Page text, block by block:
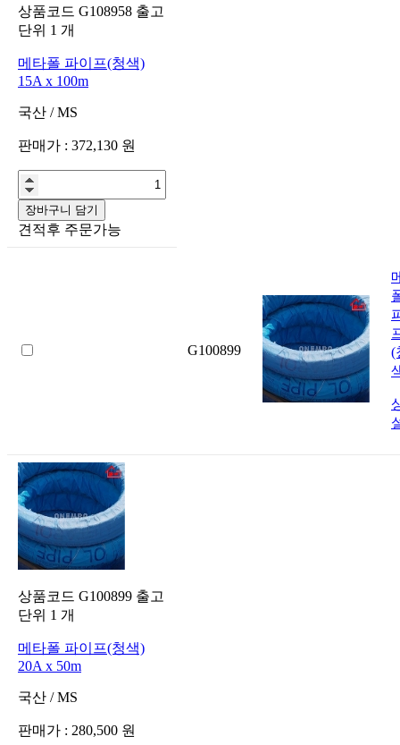
상품코드 G108958 출고
단위 1 개
메타폴 파이프(청색)
15A x 100m
국산 / MS
판매가 : 372,130 원
장바구니 담기
견적후 주문가능
G100899
(
상품코드 G100899 출고
단위 1 개
메타폴 파이프(청색)
20A x 50m
국산 / MS
판매가 : 280,500 원